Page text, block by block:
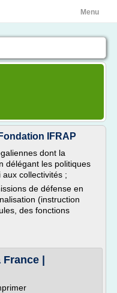
Menu
IFRAP
dont la
délégant les politiques
collectivités ;
de défense en
(instruction
des fonctions
|